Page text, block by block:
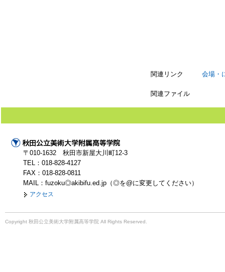
関連リンク 会場・
関連ファイル
〒010-1632 秋田市新屋大川町12-3
TEL：018-828-4127
FAX：018-828-0811
MAIL：fuzoku◎akibifu.ed.jp（◎を@に変更してください）
アクセス
Copyright 秋田公立美術大学附属高等学院 All Rights Reserved.